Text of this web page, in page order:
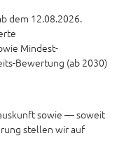
dem 12.08.2026.
Mindest-
Bewertung (ab 2030)
sowie — soweit
stellen wir auf